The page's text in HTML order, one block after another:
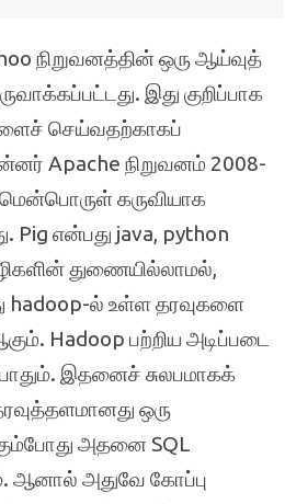
நிறுவனத்தின் ஒரு ஆய்வுத்
இது குறிப்பாக
செய்வதற்காகப்
Apache நிறுவனம் 2008-
கருவியாக
Pig என்பது java, python
துணையில்லாமல்,
hadoop-ல் உள்ள தரவுகளை
Hadoop பற்றிய அடிப்படை
இதனைச் சுலபமாகக்
ஒரு
அதனை SQL
ஆனால் அதுவே கோப்பு